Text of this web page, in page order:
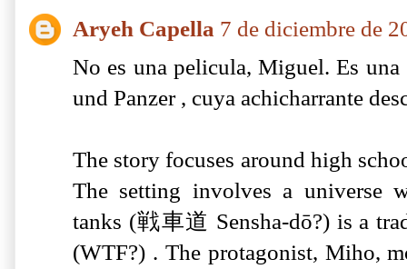
Aryeh Capella 7 de diciembre de
No es una pelicula, Miguel. Es una
und Panzer , cuya achicharrante
The story focuses around high
The setting involves a universe
tanks (戦車道 Sensha-dō?) is a
(WTF?) . The protagonist, Miho,